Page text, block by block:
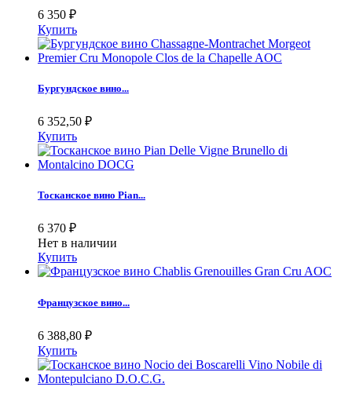
6 350 ₽
Купить
Бургундское вино...
6 352,50 ₽
Купить
Тосканское вино Pian...
6 370 ₽
Нет в наличии
Купить
Французское вино...
6 388,80 ₽
Купить